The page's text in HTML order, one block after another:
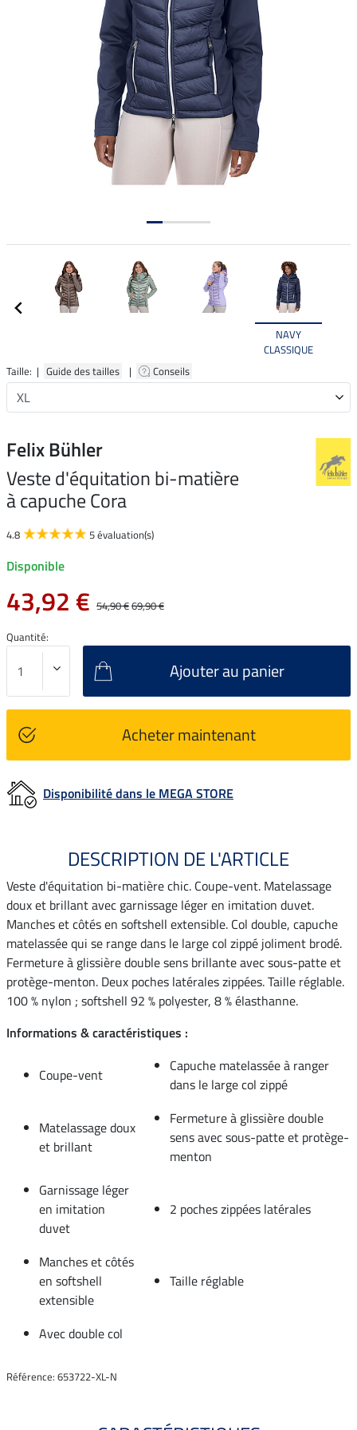
NAVY
CLASSIQUE
Taille: | Guide des tailles | Conseils
Felix Bühler
Veste d'équitation bi-matière
à capuche Cora
4.8 5 évaluation(s)
Disponible
43,92 € 54,90 €69,90 €
Quantité:
Ajouter au panier
Acheter maintenant
Disponibilité dans le MEGA STORE
DESCRIPTION DE L'ARTICLE
Veste d'équitation bi-matière chic. Coupe-vent. Matelassage
doux et brillant avec garnissage léger en imitation duvet.
Manches et côtés en softshell extensible. Col double, capuche
matelassée qui se range dans le large col zippé joliment brodé.
Fermeture à glissière double sens brillante avec sous-patte et
protège-menton. Deux poches latérales zippées. Taille réglable.
100 % nylon ; softshell 92 % polyester, 8 % élasthanne.
Informations & caractéristiques :
Coupe-vent
Capuche matelassée à ranger
dans le large col zippé
Matelassage doux
et brillant
Fermeture à glissière double
sens avec sous-patte et protège-
menton
Garnissage léger
en imitation
duvet
2 poches zippées latérales
Manches et côtés
en softshell
extensible
Taille réglable
Avec double col
Référence: 653722-XL-N